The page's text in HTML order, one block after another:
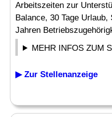
Arbeitszeiten zur
Balance, 30 Tage Urlaub,
Jahren
MEHR INFOS ZUM
▶ Zur Stellenanzeige